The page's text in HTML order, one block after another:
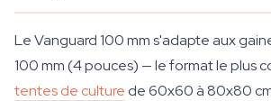
Le Vanguard 100 mm s'adapte aux
100 mm (4 pouces) — le format le plus
tentes de culture de 60x60 à 80x80